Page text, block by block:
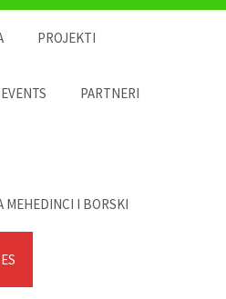
PROJEKTI
EVENTS PARTNERI
MEHEDINCI I BORSKI